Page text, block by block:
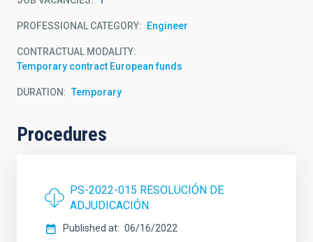
PROFESSIONAL CATEGORY Engineer
CONTRACTUAL MODALITY
Temporary contract European funds
DURATION Temporary
Procedures
PS-2022-015 RESOLUCIÓN DE
ADJUDICACIÓN
Published at 06/16/2022